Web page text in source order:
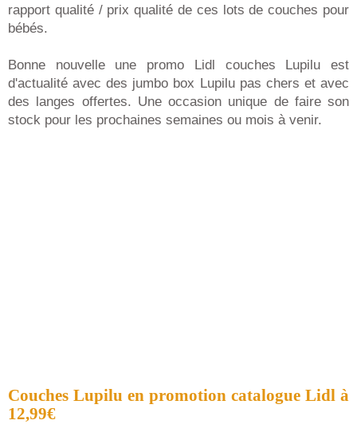
rapport qualité / prix qualité de ces lots de couches pour
bébés.
Bonne nouvelle une promo Lidl couches Lupilu est
d'actualité avec des jumbo box Lupilu pas chers et avec
des langes offertes. Une occasion unique de faire son
stock pour les prochaines semaines ou mois à venir.
Couches Lupilu en promotion catalogue Lidl à
12,99€